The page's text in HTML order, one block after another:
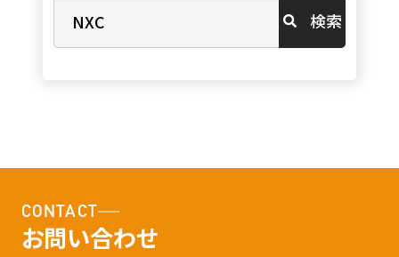
検索
CONTACT
お問い合わせ